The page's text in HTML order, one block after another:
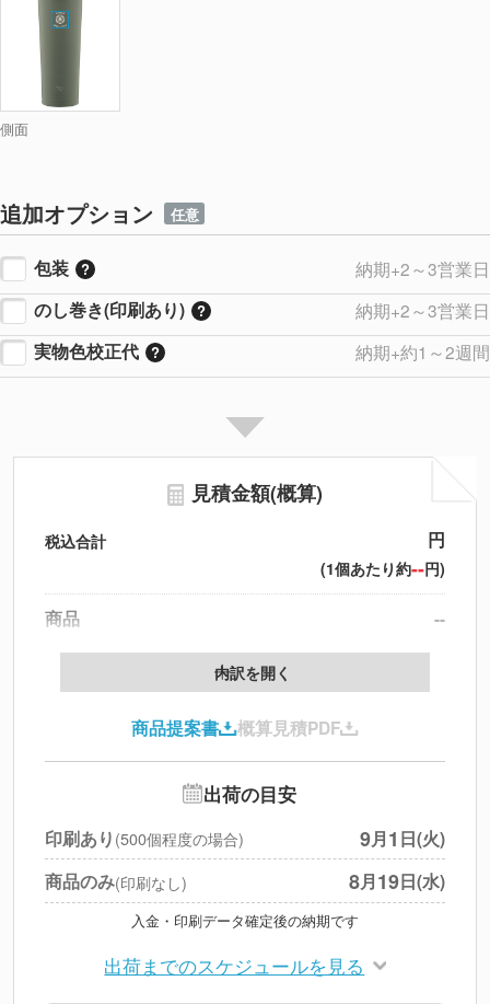
側面
追加オプション 任意
包装
納期+2～3営業日
のし巻き(印刷あり)
納期+2～3営業日
実物色校正代
納期+約1～2週間
見積金額(概算)
税込合計 円
(1個あたり約--円)
商品
--
製版代
印刷代
北海道・沖縄・離島 別途
円
※上記小計は税別です
内訳を開く
商品提案書 概算見積PDF
出荷の目安
印刷あり (500個程度の場合) 9月1 日(火)
商品のみ(印刷なし) 8月19日(水)
入金・印刷データ確定後の納期です
出荷までのスケジュールを見る